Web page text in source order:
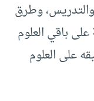
والتدريس، وطرق
باقي العلوم
على العلوم